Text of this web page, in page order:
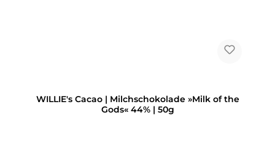
WILLIE's Cacao | Milchschokolade »Milk of the
Gods« 44% | 50g